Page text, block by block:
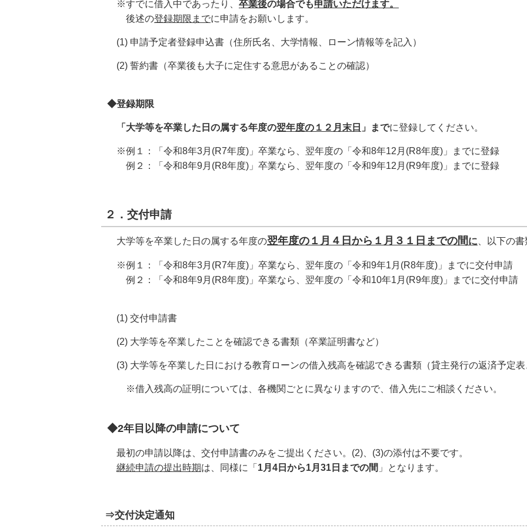
※すでに借入中であったり、 卒業後の場合でも申請いただけます。
後述の登録期限までに申請をお願いします。
(1) 申請予定者登録申込書（住所氏名、大学情報、ローン情報等を記入）
(2) 誓約書（卒業後も大子に定住する意思があることの確認）
◆登録期限
「大学等を卒業した日の属する年度の翌年度の１２月末日 」までに登録してください。
※例１：「令和8年3月(R7年度)」卒業なら、翌年度の「令和8年12月(R8年度)」までに登録
例２：「令和8年9月(R8年度)」卒業なら、翌年度の「令和9年12月(R9年度)」までに登録
２．交付申請
大学等を卒業した日の属する年度の翌年度の１月４日から１月３１日までの間に 、以下の
※例１：「令和8年3月(R7年度)」卒業なら、翌年度の「令和9年1月(R8年度)」までに交付申請
例２：「令和8年9月(R8年度)」卒業なら、翌年度の「令和10年1月(R9年度)」までに交付申請
(1) 交付申請書
(2) 大学等を卒業したことを確認できる書類（卒業証明書など）
(3) 大学等を卒業した日における教育ローンの借入残高を確認できる書類（貸主発行の返済予定表
※借入残高の証明については、各機関ごとに異なりますので、借入先にご相談ください。
◆2年目以降の申請について
最初の申請以降は、交付申請書のみをご提出ください。(2)、(3)の添付は不要です。
継続申請の提出時期は、同様に「 1月4日から1月31日までの間 」となります。
⇒交付決定通知